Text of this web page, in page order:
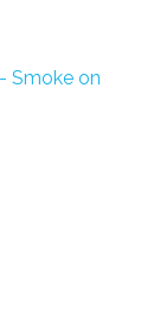
Smoke on